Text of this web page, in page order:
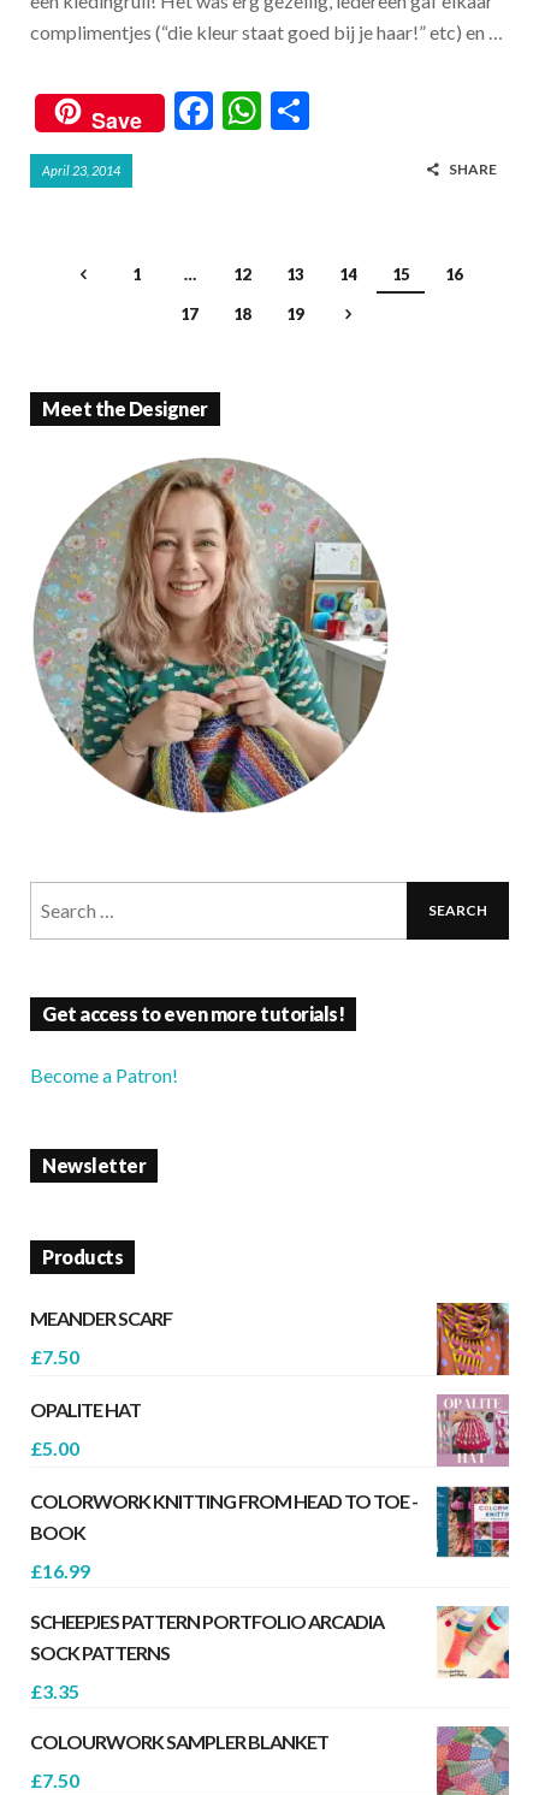
complimentjes (“die kleur staat goed bij je haar!” etc) en …
Save
F
W
April 23, 2014 SHARE
1 … 12 13 14 15 16
17 18 19
Meet the Designer
Get access to even more tutorials!
Become a Patron!
Newsletter
Products
MEANDER SCARF
£7.50
OPALITE HAT
£5.00
COLORWORK KNITTING FROM HEAD TO TOE -
BOOK
£16.99
SCHEEPJES PATTERN PORTFOLIO ARCADIA
SOCK PATTERNS
£3.35
COLOURWORK SAMPLER BLANKET
£7.50